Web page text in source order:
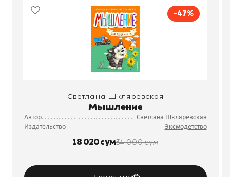
-47%
Светлана Шкляревская
Мышление
Автор
Светлана Шкляревская
Издательство
Эксмодетство
18 020 сум34 000 сум